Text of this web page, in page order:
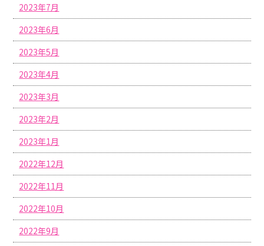
2023年7月
2023年6月
2023年5月
2023年4月
2023年3月
2023年2月
2023年1月
2022年12月
2022年11月
2022年10月
2022年9月